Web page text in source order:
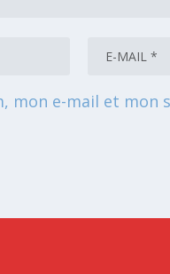
mon e-mail et